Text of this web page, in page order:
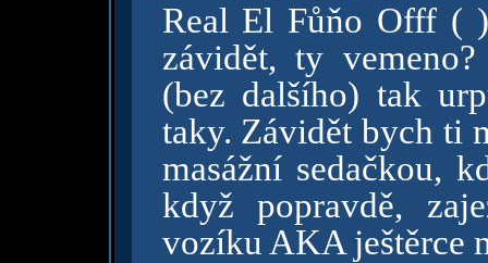
Real El Fůňo Offf (
závidět, ty
(bez dalšího) tak
taky. Závidět bych ti
masážní sedačkou,
když popravdě,
vozíku AKA ještěrce